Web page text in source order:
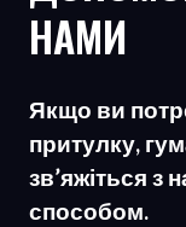
НАМИ
Якщо ви
притулку,
зв’яжіться
способом.